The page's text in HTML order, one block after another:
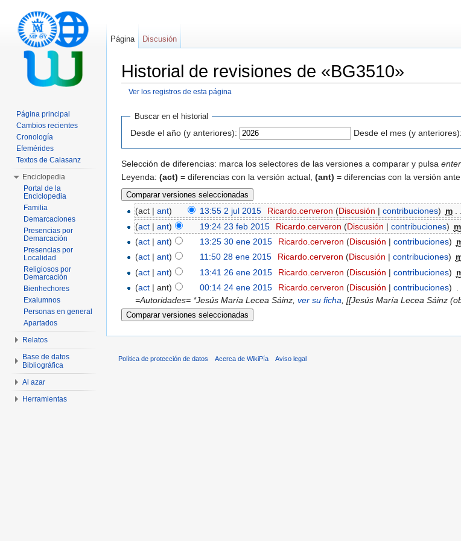
Historial de revisiones de «BG3510»
Ver los registros de esta página
Buscar en el historial
Desde el año (y anteriores): Desde el mes (y anteriores):
Selección de diferencias: marca los selectores de las versiones a comparar y pulsa enter
Leyenda: (act) = diferencias con la versión actual, (ant) = diferencias con la versión
(act |ant) 13:55 2 jul 2015 Ricardo.cerveron (Discusión | contribuciones) m
(act |ant) 19:24 23 feb 2015 Ricardo.cerveron (Discusión | contribuciones) m
(act |ant) 13:25 30 ene 2015 Ricardo.cerveron (Discusión | contribuciones)
(act |ant) 11:50 28 ene 2015 Ricardo.cerveron (Discusión | contribuciones)
(act |ant) 13:41 26 ene 2015 Ricardo.cerveron (Discusión | contribuciones)
(act | ant) 00:14 24 ene 2015 Ricardo.cerveron (Discusión | contribuciones)
=Autoridades= *Jesús María Lecea Sáinz,ver su ficha , [[Jesús María Lecea Sáinz
Página Discusión
Página principal
Cambios recientes
Cronología
Efemérides
Textos de Calasanz
Enciclopedia
Portal de la
Enciclopedia
Familia
Demarcaciones
Presencias por
Demarcación
Presencias por
Localidad
Religiosos por
Demarcación
Bienhechores
Exalumnos
Personas en general
Apartados
Relatos
Base de datos
Bibliográfica
Al azar
Herramientas
Política de protección de datos Acerca de WikiPía Aviso legal